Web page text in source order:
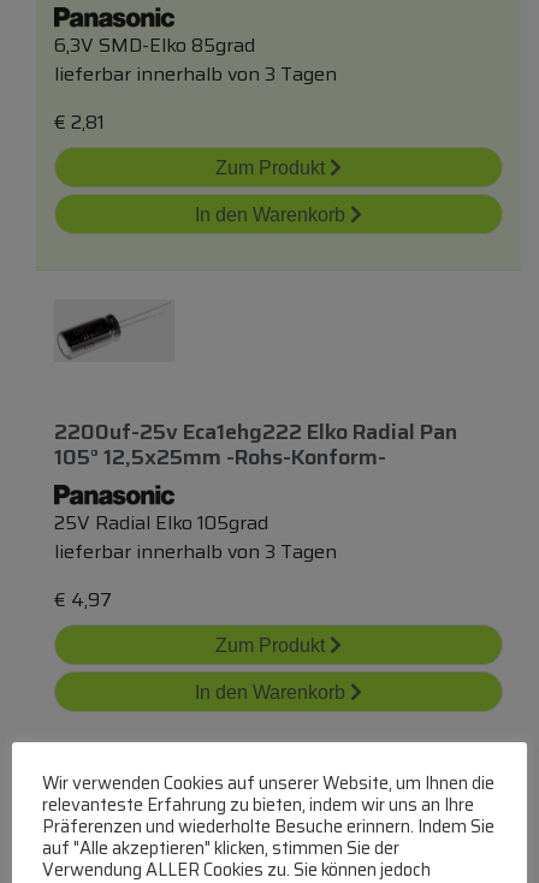
6,3V SMD-Elko 85grad
lieferbar innerhalb von 3 Tagen
€ 2,81
Zum Produkt
In den Warenkorb
2200uf-25v Eca1ehg222 Elko Radial Pan
105° 12,5x25mm -rohs-Konform-
25V Radial Elko 105grad
lieferbar innerhalb von 3 Tagen
€ 4,97
Zum Produkt
In den Warenkorb
Wir verwenden Cookies auf unserer Website, um Ihnen die
relevanteste Erfahrung zu bieten, indem wir uns an Ihre
Präferenzen und wiederholte Besuche erinnern. Indem Sie
auf "Alle akzeptieren" klicken, stimmen Sie der
Verwendung ALLER Cookies zu. Sie können jedoch